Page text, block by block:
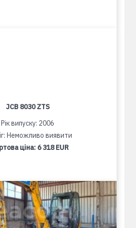
JCB 8030 ZTS
Рік випуску: 2006
Неможливо виявити
ціна: 6 318 EUR